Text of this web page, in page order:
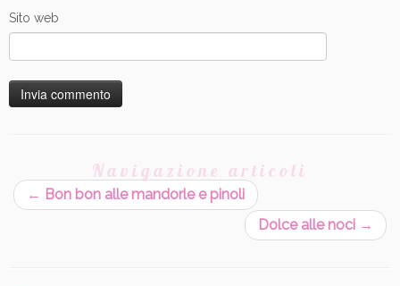
Sito web
Navigazione articoli
← Bon bon alle mandorle e pinoli
Dolce alle noci →